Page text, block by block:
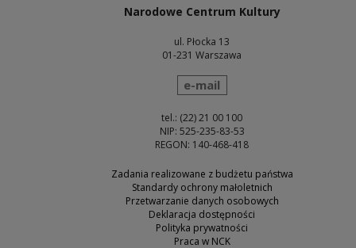
Narodowe Centrum Kultury
ul. Płocka 13
01-231 Warszawa
wyślij wiadomość
e-mail
tel.: (22) 21 00 100
NIP: 525-235-83-53
REGON: 140-468-418
Zadania realizowane z budżetu państwa
Standardy ochrony małoletnich
Przetwarzanie danych osobowych
Deklaracja dostępności
Polityka prywatności
Praca w NCK